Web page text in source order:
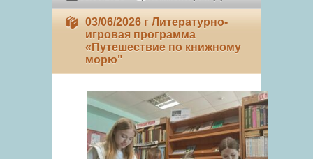
03/06/2026 г Литературно-
игровая программа
«Путешествие по книжному
морю"